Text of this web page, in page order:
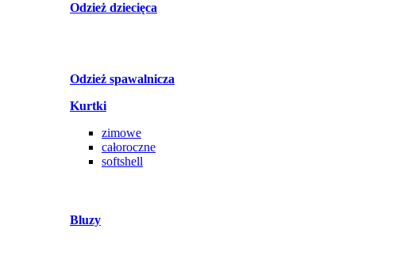
Odzież dziecięca
Odzież spawalnicza
Kurtki
zimowe
całoroczne
softshell
Bluzy